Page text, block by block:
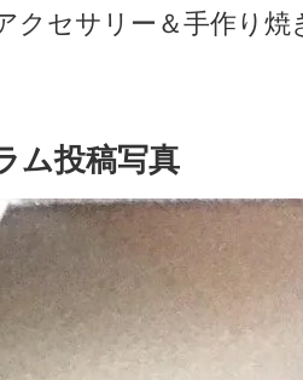
クセサリー＆手作り
ム投稿写真